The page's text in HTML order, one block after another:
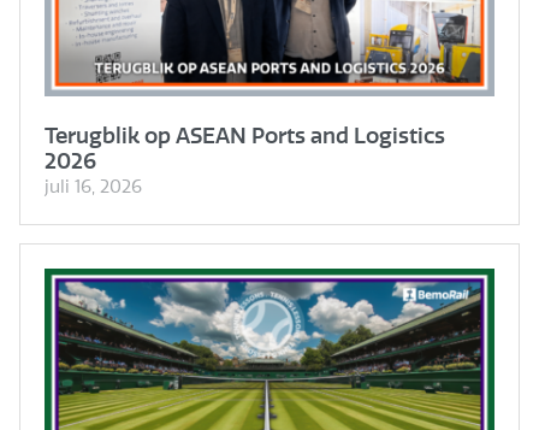
Terugblik op ASEAN Ports and Logistics
2026
juli 16, 2026